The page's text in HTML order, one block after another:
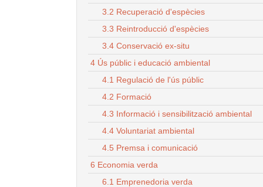
3.2 Recuperació d'espècies
3.3 Reintroducció d'espècies
3.4 Conservació ex-situ
4 Ús públic i educació ambiental
4.1 Regulació de l'ús públic
4.2 Formació
4.3 Informació i sensibilització ambiental
4.4 Voluntariat ambiental
4.5 Premsa i comunicació
6 Economia verda
6.1 Emprenedoria verda